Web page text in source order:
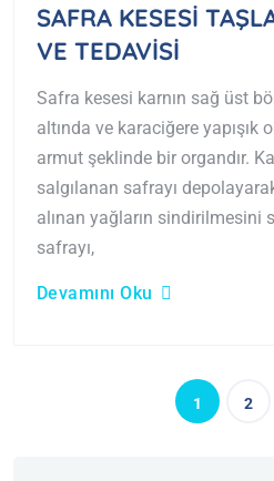
SAFRA KESESİ
VE TEDAVİSİ
Safra kesesi karnın sağ üst
altında ve karaciğere yapışık
armut şeklinde bir organdır.
salgılanan safrayı
alınan yağların sindirilmesini
safrayı,
Devamını Oku
1 2